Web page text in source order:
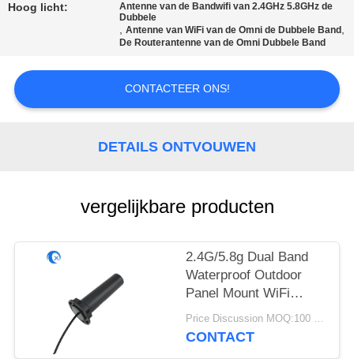
SITEMAP
Hoog licht:
Antenne van de Bandwifi van 2.4GHz 5.8GHz de
Dubbele
,Antenne van WiFi van de Omni de Dubbele Band ,
De Routerantenne van de Omni Dubbele Band
CONTACTEER ONS!
DETAILS ONTVOUWEN
vergelijkbare producten
2.4G/5.8g Dual Band
Waterproof Outdoor
Panel Mount WiFi
Antenne met Rg174
Fraka Connector
Price Discussion MOQ:100 stuks
CONTACT